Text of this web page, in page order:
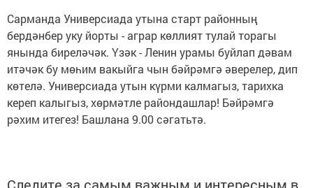
Сарманда Универсиада утына старт районның
бердәнбер уку йорты - аграр көллият тулай торагы
янында биреләчәк. Үзәк - Ленин урамы буйлап дәвам
итәчәк бу мөһим вакыйга чын бәйрәмгә әверелер, дип
көтелә. Универсиада утын күрми калмагыз, тарихка
кереп калыгыз, хөрмәтле райондашлар! Бәйрәмгә
рәхим итегез! Башлана 9.00 сәгатьтә.